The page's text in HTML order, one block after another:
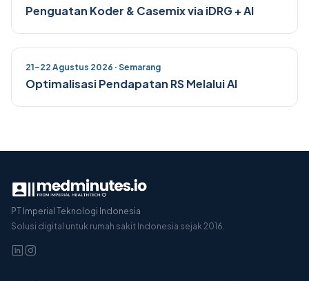
Penguatan Koder & Casemix via iDRG + AI
21–22 Agustus 2026 · Semarang
Optimalisasi Pendapatan RS Melalui AI
PT Imperial Teknologi Indonesia
Solusi digital untuk rumah sakit Indonesia sejak 2016.